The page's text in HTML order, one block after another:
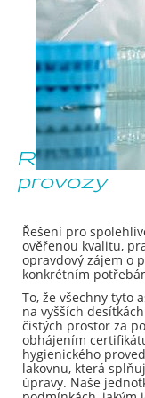
REMAK
provozy
Řešení pro
ověřenou kvalitu,
opravdový zájem o
konkrétním
To, že všechny tyto
na vyšších
čistých prostor za
obhájením
hygienického
lakovnu, která
úpravy. Naše